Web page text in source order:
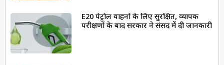
E20 पेट्रोल वाहनों के लिए सुरक्षित, व्यापक
परीक्षणों के बाद सरकार ने संसद में दी जानकारी